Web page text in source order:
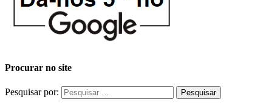
Procurar no site
Pesquisar por: